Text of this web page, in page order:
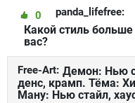
panda_lifefree:
0
Какой стиль
вас?
Free-Art: Демон: Нью
денс, крамп. Тёма:
Ману: Нью стайл,